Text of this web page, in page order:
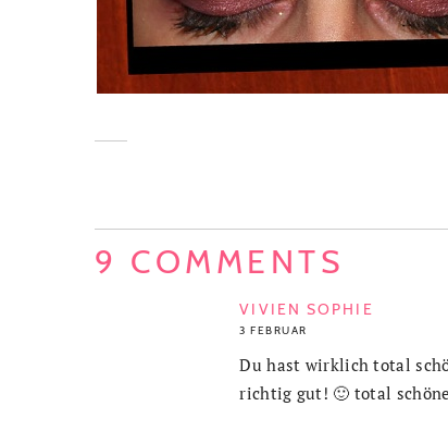
9 COMMENTS
VIVIEN SOPHIE
3 FEBRUAR
Du hast wirklich total
richtig gut! 🙂 total